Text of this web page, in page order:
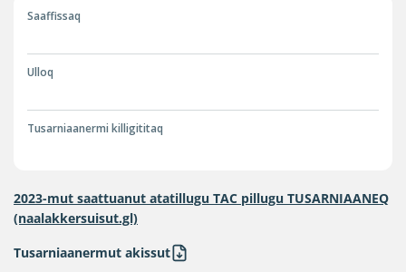
Saaffissaq
Ulloq
Tusarniaanermi killigititaq
2023-mut saattuanut atatillugu TAC pillugu TUSARNIAANEQ
(naalakkersuisut.gl)
Tusarniaanermut akissut